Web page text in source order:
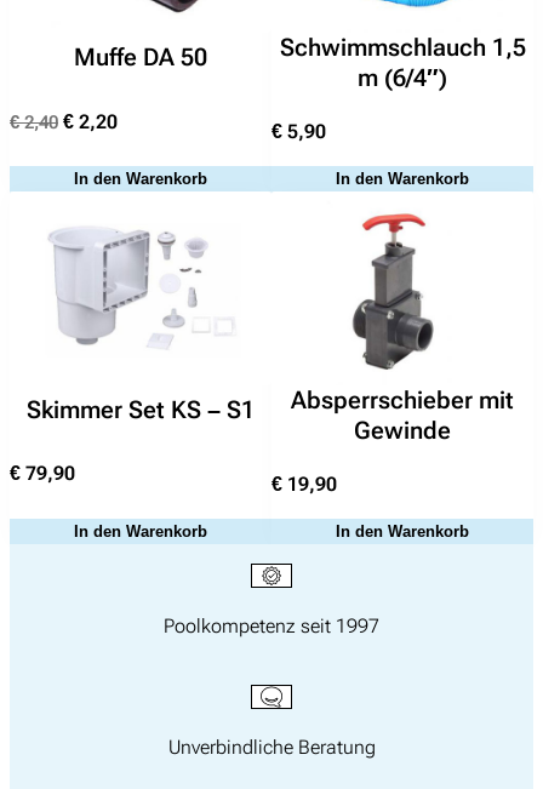
Muffe DA 50
€2,40 Ursprünglicher
war:
€ 2,20Aktueller
ist:
In den Warenkorb
Schwimmschlauch 1,5
m (6/4″)
€ 5,90
In den Warenkorb
Skimmer Set KS – S1
€ 79,90
In den Warenkorb
Absperrschieber mit
Gewinde
€ 19,90
In den Warenkorb
Poolkompetenz seit 1997
Unverbindliche Beratung
nach: